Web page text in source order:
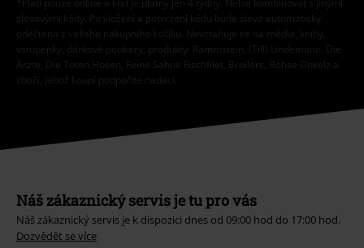
*Platí pouze online a kód je platný jen 4 týdny. Nelze kombinovat s jinými
slevovými kódy. Po vložení a potvrzení kódu bude sleva automaticky
odečtena z vašeho nákupního košíku. Nevztahuje se na média, knihy,
vstupenky, dárkové poukazy, produkty: Rammstein, (Till) Lindemann, Die
Ärzte, Die Toten Hosen, Feine Sahne Fischfilet, Broilers, Böhse Onkelz a
zboží, jehož koupí podpoříte nadaci.
Náš zákaznický servis je tu pro vás
Náš zákaznický servis je k dispozici dnes od 09:00 hod do 17:00 hod.
Dozvědět se více